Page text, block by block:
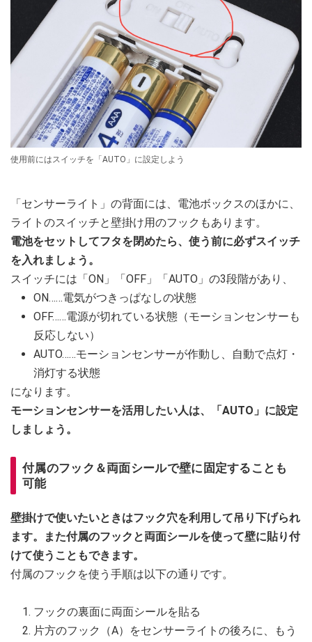
使用前にはスイッチを「AUTO」に設定しよう
「センサーライト」の背面には、電池ボックスのほかに、
ライトのスイッチと壁掛け用のフックもあります。
電池をセットしてフタを閉めたら、使う前に必ずスイッチ
を入れましょう。
スイッチには「ON」「OFF」「AUTO」の3段階があり、
ON……電気がつきっぱなしの状態
OFF……電源が切れている状態（モーションセンサーも
反応しない）
AUTO……モーションセンサーが作動し、自動で点灯・
消灯する状態
になります。
モーションセンサーを活用したい人は、「AUTO」に設定
しましょう。
付属のフック＆両面シールで壁に固定することも
可能
壁掛けで使いたいときはフック穴を利用して吊り下げられ
ます。また付属のフックと両面シールを使って壁に貼り付
けて使うこともできます。
付属のフックを使う手順は以下の通りです。
フックの裏面に両面シールを貼る
片方のフック（A）をセンサーライトの後ろに、もう